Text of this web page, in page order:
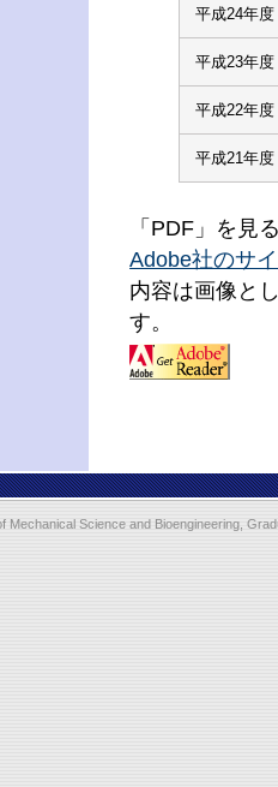
平成24年度
平成23年度
平成22年度
平成21年度
「PDF」を見
Adobe社のサ
内容は画像と
す。
Mechanical Science and Bioengineering,